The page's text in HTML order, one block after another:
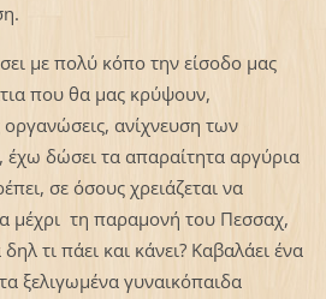
με πολύ κόπο την είσοδο μας
που θα μας κρύψουν,
ανίχνευση των
δώσει τα απαραίτητα αργύρια
σε όσους χρειάζεται να
μέχρι τη παραμονή του Πεσσαχ,
τι πάει και κάνει? Καβαλάει ένα
ξελιγωμένα γυναικόπαιδα